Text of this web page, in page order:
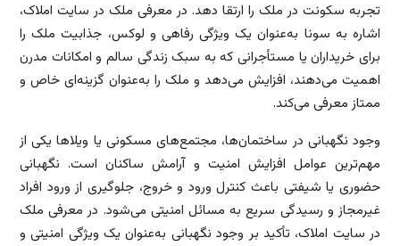
تجربه سکونت در ملک را ارتقا دهد. در معرفی ملک در سایت املاک،
اشاره به سونا به‌عنوان یک ویژگی رفاهی و لوکس، جذابیت ملک را
برای خریداران یا مستأجرانی که به سبک زندگی سالم و امکانات مدرن
اهمیت می‌دهند، افزایش می‌دهد و ملک را به‌عنوان گزینه‌ای خاص و
ممتاز معرفی می‌کند.
وجود نگهبانی در ساختمان‌ها، مجتمع‌های مسکونی یا ویلاها یکی از
مهم‌ترین عوامل افزایش امنیت و آرامش ساکنان است. نگهبانی
حضوری یا شیفتی باعث کنترل ورود و خروج، جلوگیری از ورود افراد
غیرمجاز و رسیدگی سریع به مسائل امنیتی می‌شود. در معرفی ملک
در سایت املاک، تأکید بر وجود نگهبانی به‌عنوان یک ویژگی امنیتی و